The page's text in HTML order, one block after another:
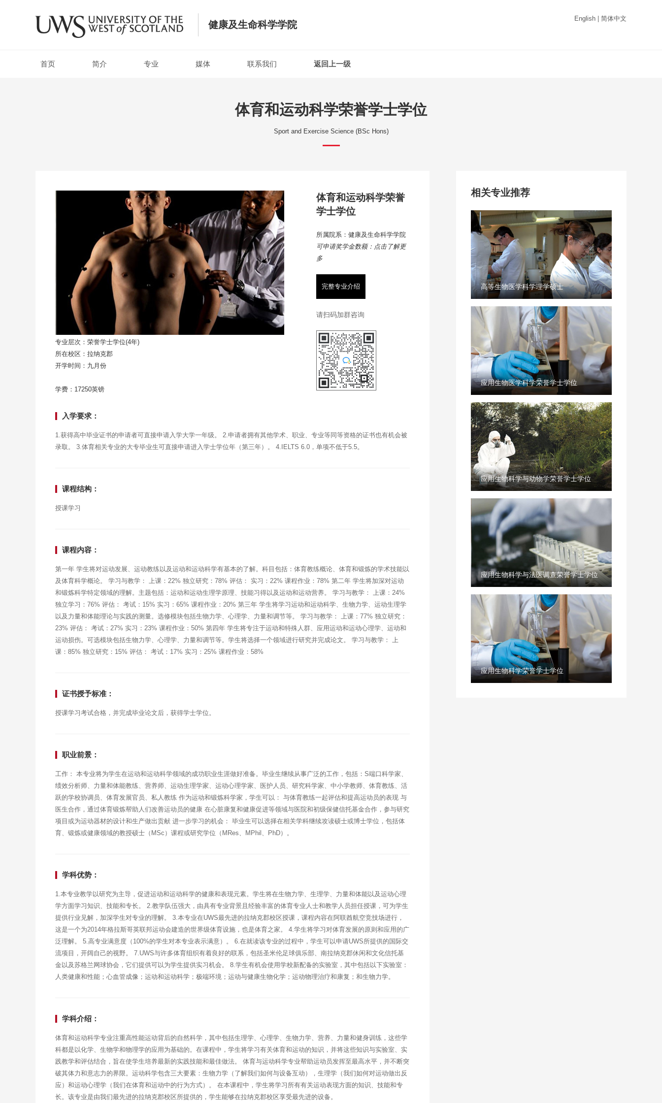
健康及生命科学学院
English 简体中文
首页 简介 专业 媒体 联系我们 返回上一级
体育和运动科学荣誉学士学位
Sport and Exercise Science (BSc Hons)
专业层次：荣誉学士学位(4年)
所在校区：拉纳克郡
开学时间：九月份
学费：17250英镑
体育和运动科学荣誉
学士学位
所属院系：健康及生命科学学院
可申请奖学金数额：点击了解更
多
完整专业介绍
请扫码加群咨询
入学要求：
1.获得高中毕业证书的申请者可直接申请入学大学一年级。 2.申请者拥有其他学术、职业、专业等同等资格的证书也有机会被
录取。 3.体育相关专业的大专毕业生可直接申请进入学士学位年（第三年）。 4.IELTS 6.0，单项不低于5.5。
课程结构：
授课学习
课程内容：
第一年 学生将对运动发展、运动教练以及运动和运动科学有基本的了解。科目包括：体育教练概论、体育和锻炼的学术技能以
及体育科学概论。 学习与教学： 上课：22% 独立研究：78% 评估： 实习：22% 课程作业：78% 第二年 学生将加深对运动
和锻炼科学特定领域的理解。主题包括：运动和运动生理学原理、技能习得以及运动和运动营养。 学习与教学： 上课：24%
独立学习：76% 评估： 考试：15% 实习：65% 课程作业：20% 第三年 学生将学习运动和运动科学、生物力学、运动生理学
以及力量和体能理论与实践的测量。选修模块包括生物力学、心理学、力量和调节等。 学习与教学： 上课：77% 独立研究：
23% 评估： 考试：27% 实习：23% 课程作业：50% 第四年 学生将专注于运动和特殊人群、应用运动和运动心理学、运动和
运动损伤。可选模块包括生物力学、心理学、力量和调节等。学生将选择一个领域进行研究并完成论文。 学习与教学： 上
课：85% 独立研究：15% 评估： 考试：17% 实习：25% 课程作业：58%
证书授予标准：
授课学习考试合格，并完成毕业论文后，获得学士学位。
职业前景：
工作： 本专业将为学生在运动和运动科学领域的成功职业生涯做好准备。毕业生继续从事广泛的工作，包括：S端口科学家、
绩效分析师、力量和体能教练、营养师、运动生理学家、运动心理学家、医护人员、研究科学家、中小学教师、体育教练、活
跃的学校协调员、体育发展官员、私人教练 作为运动和锻炼科学家，学生可以： 与体育教练一起评估和提高运动员的表现 与
医生合作，通过体育锻炼帮助人们改善运动员的健康 在心脏康复和健康促进等领域与医院和初级保健信托基金合作，参与研究
项目或为运动器材的设计和生产做出贡献 进一步学习的机会： 毕业生可以选择在相关学科继续攻读硕士或博士学位，包括体
育、锻炼或健康领域的教授硕士（MSc）课程或研究学位（MRes、MPhil、PhD）。
学科优势：
1.本专业教学以研究为主导，促进运动和运动科学的健康和表现元素。学生将在生物力学、生理学、力量和体能以及运动心理
学方面学习知识、技能和专长。 2.教学队伍强大，由具有专业背景且经验丰富的体育专业人士和教学人员担任授课，可为学生
提供行业见解，加深学生对专业的理解。 3.本专业在UWS最先进的拉纳克郡校区授课，课程内容在阿联酋航空竞技场进行，
这是一个为2014年格拉斯哥英联邦运动会建造的世界级体育设施，也是体育之家。 4.学生将学习对体育发展的原则和应用的广
泛理解。 5.高专业满意度（100%的学生对本专业表示满意）。 6.在就读该专业的过程中，学生可以申请UWS所提供的国际交
流项目，开阔自己的视野。 7.UWS与许多体育组织有着良好的联系，包括圣米伦足球俱乐部、南拉纳克郡休闲和文化信托基
金以及苏格兰网球协会，它们提供可以为学生提供实习机会。 8.学生有机会使用学校新配备的实验室，其中包括以下实验室：
人类健康和性能；心血管成像；运动和运动科学；极端环境；运动与健康生物化学；运动物理治疗和康复；和生物力学。
学科介绍：
体育和运动科学专业注重高性能运动背后的自然科学，其中包括生理学、心理学、生物力学、营养、力量和健身训练，这些学
科都是以化学、生物学和物理学的应用为基础的。在课程中，学生将学习有关体育和运动的知识，并将这些知识与实验室、实
践教学和评估结合，旨在使学生培养最新的实践技能和最佳做法。 体育与运动科学专业帮助运动员发挥至最高水平，并不断突
破其体力和意志力的界限。运动科学包含三大要素：生物力学（了解我们如何与设备互动），生理学（我们如何对运动做出反
应）和运动心理学（我们在体育和运动中的行为方式）。 在本课程中，学生将学习所有有关运动表现方面的知识、技能和专
长。该专业是由我们最先进的拉纳克郡校区所提供的，学生能够在拉纳克郡校区享受最先进的设备。
相关专业推荐
高等生物医学科学理学硕士
应用生物医学科学荣誉学士学位
应用生物科学与动物学荣誉学士学位
应用生物科学与法医调查荣誉学士学位
应用生物科学荣誉学士学位